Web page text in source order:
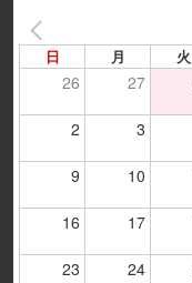
日 月 火
26 27
2 3
9 10
16 17
23 24